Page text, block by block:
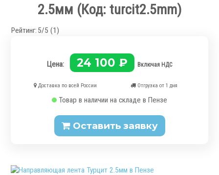
Ручные токарные патроны
Механизированные патроны
Кулачки токарные
2.5мм (Код: turcit2.5mm)
Рейтинг: 5/5 (1)
Цена: 24 100 ₽ Включая НДС
Доставка по всей России Отгрузка от 1 дня
Товар в наличии на складе в Пензе
Оставить заявку